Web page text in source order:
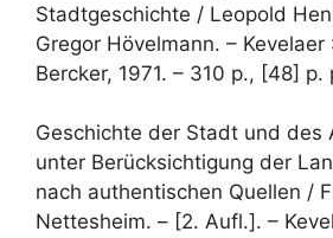
Stadtgeschichte / Leopold
Gregor Hövelmann. – Kevelaer
Bercker, 1971. – 310 p., [48] p.
Geschichte der Stadt und des
unter Berücksichtigung der
nach authentischen Quellen /
Nettesheim. – [2. Aufl.]. –